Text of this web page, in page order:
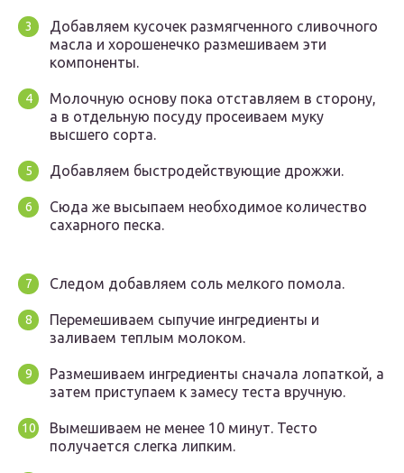
Добавляем кусочек размягченного сливочного
масла и хорошенечко размешиваем эти
компоненты.
Молочную основу пока отставляем в сторону,
а в отдельную посуду просеиваем муку
высшего сорта.
Добавляем быстродействующие дрожжи.
Сюда же высыпаем необходимое количество
сахарного песка.
Следом добавляем соль мелкого помола.
Перемешиваем сыпучие ингредиенты и
заливаем теплым молоком.
Размешиваем ингредиенты сначала лопаткой, а
затем приступаем к замесу теста вручную.
Вымешиваем не менее 10 минут. Тесто
получается слегка липким.